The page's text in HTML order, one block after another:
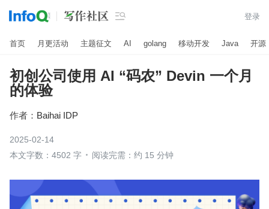
 登录
首页 月更活动 主题征文 AI golang 移动开发 Java 开源
初创公司使用 AI “码农” Devin 一个月
的体验
作者： Baihai IDP
2025-02-14
本文字数：4502 字
阅读完需：约 15 分钟